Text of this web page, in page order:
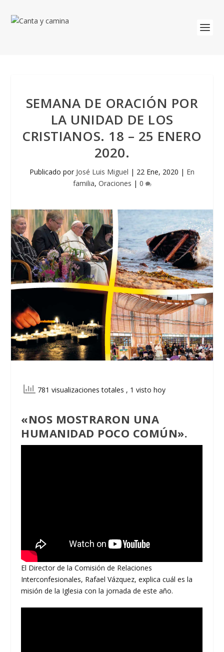
SEMANA DE ORACIÓN POR
LA UNIDAD DE LOS
CRISTIANOS. 18 – 25 ENERO
2020.
Publicado por José Luis Miguel | 22 Ene, 2020 | En
familia, Oraciones | 0
781 visualizaciones totales , 1 visto hoy
«NOS MOSTRARON UNA
HUMANIDAD POCO COMÚN».
El Director de la Comisión de Relaciones
Interconfesionales, Rafael Vázquez, explica cuál es la
misión de la Iglesia con la jornada de este año.